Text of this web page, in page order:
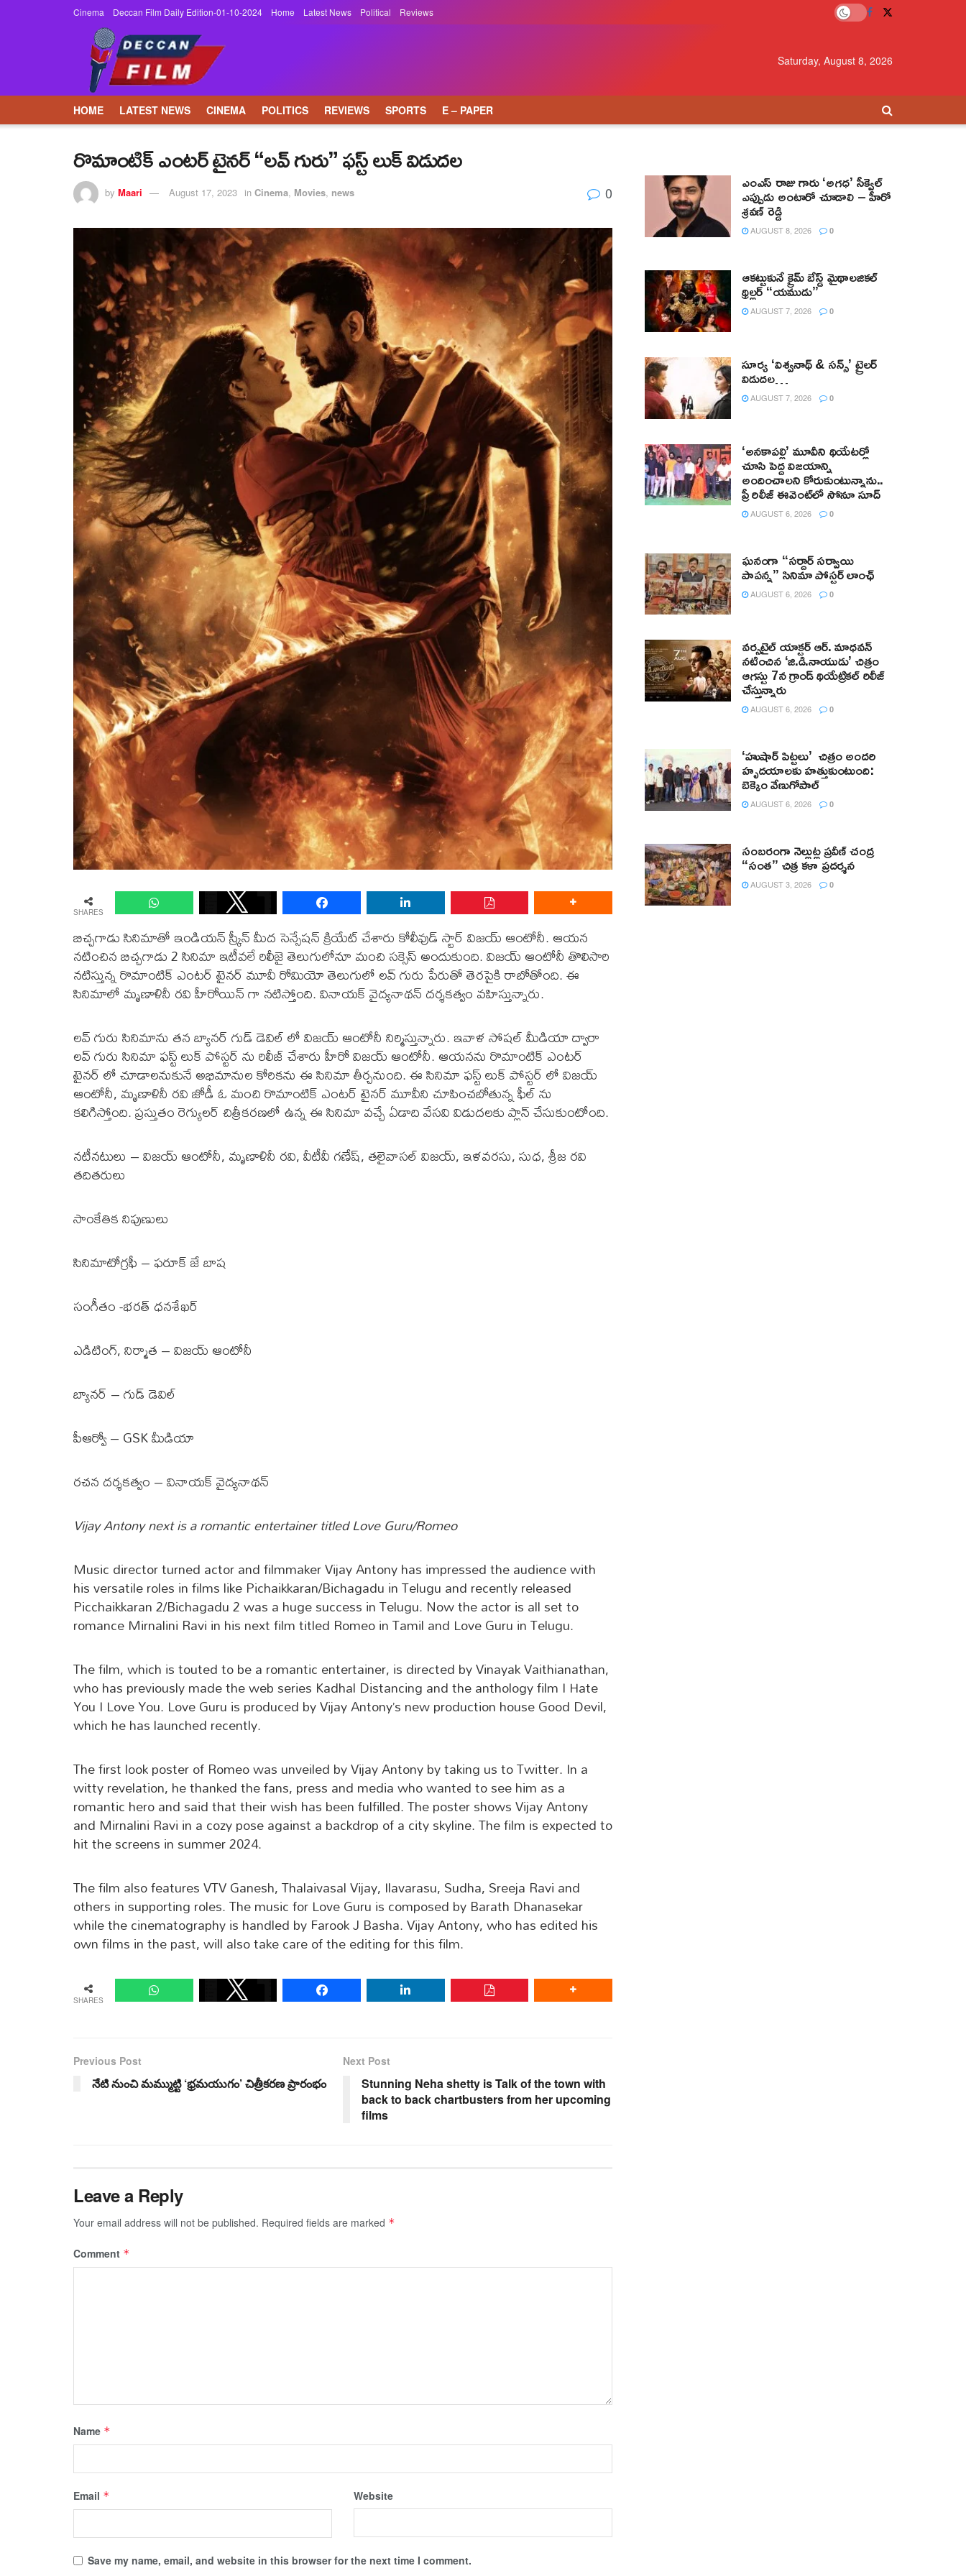
Cinema Deccan Film Daily Edition-01-10-2024 Home Latest News Political Reviews
Saturday, August 8, 2026
HOME LATEST NEWS CINEMA POLITICS REVIEWS SPORTS E – PAPER
రొమాంటిక్ ఎంటర్ టైనర్ “లవ్ గురు” ఫస్ట్ లుక్ విడుదల
by Maari August 17, 2023 in Cinema, Movies, news 0
SHARES
బిచ్చగాడు సినిమాతో ఇండియన్ స్క్రీన్ మీద సెన్సేషన్ క్రియేట్ చేశారు కోలీవుడ్ స్టార్ విజయ్ ఆంటోనీ. ఆయన
నటించిన బిచ్చగాడు 2 సినిమా ఇటీవలే రిలీజై తెలుగులోనూ మంచి సక్సెస్ అందుకుంది. విజయ్ ఆంటోనీ తొలిసారి
నటిస్తున్న రొమాంటిక్ ఎంటర్ టైనర్ మూవీ రోమియో తెలుగులో లవ్ గురు పేరుతో తెరపైకి రాబోతోంది. ఈ
సినిమాలో మృణాళినీ రవి హీరోయిన్ గా నటిస్తోంది. వినాయక్ వైద్యనాథన్ దర్శకత్వం వహిస్తున్నారు.
లవ్ గురు సినిమాను తన బ్యానర్ గుడ్ డెవిల్ లో విజయ్ ఆంటోనీ నిర్మిస్తున్నారు. ఇవాళ సోషల్ మీడియా ద్వారా
లవ్ గురు సినిమా ఫస్ట్ లుక్ పోస్టర్ ను రిలీజ్ చేశారు హీరో విజయ్ ఆంటోనీ. ఆయనను రొమాంటిక్ ఎంటర్
టైనర్ లో చూడాలనుకునే అభిమానుల కోరికను ఈ సినిమా తీర్చనుంది. ఈ సినిమా ఫస్ట్ లుక్ పోస్టర్ లో విజయ్
ఆంటోనీ, మృణాళినీ రవి జోడీ ఓ మంచి రొమాంటిక్ ఎంటర్ టైనర్ మూవీని చూపించబోతున్న ఫీల్ ను
కలిగిస్తోంది. ప్రస్తుతం రెగ్యులర్ చిత్రీకరణలో ఉన్న ఈ సినిమా వచ్చే ఏడాది వేసవి విడుదలకు ప్లాన్ చేసుకుంటోంది.
నటీనటులు – విజయ్ ఆంటోనీ, మృణాళినీ రవి, వీటీవీ గణేష్, తలైవాసల్ విజయ్, ఇళవరసు, సుధ, శ్రీజ రవి
తదితరులు
సాంకేతిక నిపుణులు
సినిమాటోగ్రఫీ – ఫరూక్ జే బాష
సంగీతం -భరత్ ధనశేఖర్
ఎడిటింగ్, నిర్మాత – విజయ్ ఆంటోనీ
బ్యానర్ – గుడ్ డెవిల్
పీఆర్వో – GSK మీడియా
రచన దర్శకత్వం – వినాయక్ వైద్యనాథన్
Vijay Antony next is a romantic entertainer titled Love Guru/Romeo
Music director turned actor and filmmaker Vijay Antony has impressed the audience with
his versatile roles in films like Pichaikkaran/Bichagadu in Telugu and recently released
Picchaikkaran 2/Bichagadu 2 was a huge success in Telugu. Now the actor is all set to
romance Mirnalini Ravi in his next film titled Romeo in Tamil and Love Guru in Telugu.
The film, which is touted to be a romantic entertainer, is directed by Vinayak Vaithianathan,
who has previously made the web series Kadhal Distancing and the anthology film I Hate
You I Love You. Love Guru is produced by Vijay Antony’s new production house Good Devil,
which he has launched recently.
The first look poster of Romeo was unveiled by Vijay Antony by taking us to Twitter. In a
witty revelation, he thanked the fans, press and media who wanted to see him as a
romantic hero and said that their wish has been fulfilled. The poster shows Vijay Antony
and Mirnalini Ravi in a cozy pose against a backdrop of a city skyline. The film is expected to
hit the screens in summer 2024.
The film also features VTV Ganesh, Thalaivasal Vijay, Ilavarasu, Sudha, Sreeja Ravi and
others in supporting roles. The music for Love Guru is composed by Barath Dhanasekar
while the cinematography is handled by Farook J Basha. Vijay Antony, who has edited his
own films in the past, will also take care of the editing for this film.
SHARES
Previous Post
నేటి నుంచి మమ్ముట్టి ‘భ్రమయుగం’ చిత్రీకరణ ప్రారంభం
Next Post
Stunning Neha shetty is Talk of the town with
back to back chartbusters from her upcoming
films
Leave a Reply
Your email address will not be published. Required fields are marked *
Comment *
Name *
Email * Website
Save my name, email, and website in this browser for the next time I comment.
ఎంఎస్ రాజు గారు ‘అగధ’ సీక్వెల్
ఎప్పుడు అంటారో చూడాలి – హీరో
శ్రవణ్ రెడ్డి
AUGUST 8, 2026 0
ఆకట్టుకునే క్రైమ్ బేస్డ్ మైథాలజికల్
థ్రిల్లర్ “యముడు”
AUGUST 7, 2026 0
సూర్య ‘విశ్వనాథ్ & సన్స్’ ట్రైలర్
విడుదల…
AUGUST 7, 2026 0
‘అనకాపల్లి’ మూవీని థియేటర్లో
చూసి పెద్ద విజయాన్ని
అందించాలని కోరుకుంటున్నాను..
ప్రీ రిలీజ్ ఈవెంట్‌లో సోనూ సూద్
AUGUST 6, 2026 0
ఘనంగా “సర్దార్ సర్వాయి
పాపన్న” సినిమా పోస్టర్ లాంఛ్
AUGUST 6, 2026 0
వర్సటైల్ యాక్టర్ ఆర్‌. మాధవన్‌
నటించిన ‘జి.డి.నాయుడు’ చిత్రం
ఆగస్టు 7న గ్రాండ్ థియేట్రికల్ రిలీజ్
చేస్తున్నారు
AUGUST 6, 2026 0
‘హుషార్‌ పిట్టలు’ చిత్రం అందరి
హృదయాలకు హత్తుకుంటుంది:
బెక్కెం వేణుగోపాల్‌
AUGUST 6, 2026 0
సంబరంగా నెల్లుట్ల ప్రవీణ్ చంద్ర
“సంత” చిత్ర కళా ప్రదర్శన
AUGUST 3, 2026 0